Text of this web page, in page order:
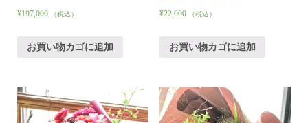
¥197,000 （税込）
お買い物カゴに追加
¥22,000 （税込）
お買い物カゴに追加